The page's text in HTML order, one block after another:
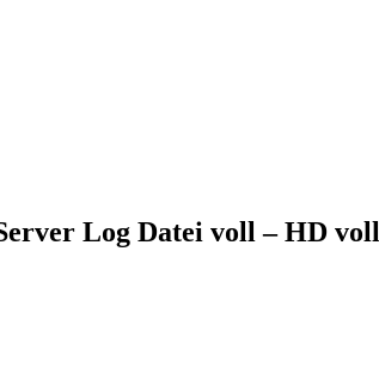
Log Datei voll – HD voll